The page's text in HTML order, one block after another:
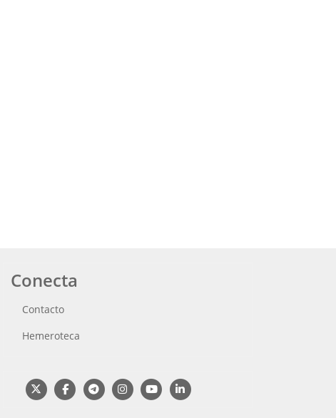
Conecta
Contacto
Hemeroteca